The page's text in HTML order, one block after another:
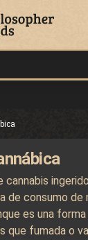
cannabis
de consumo de
es una
que fumada o